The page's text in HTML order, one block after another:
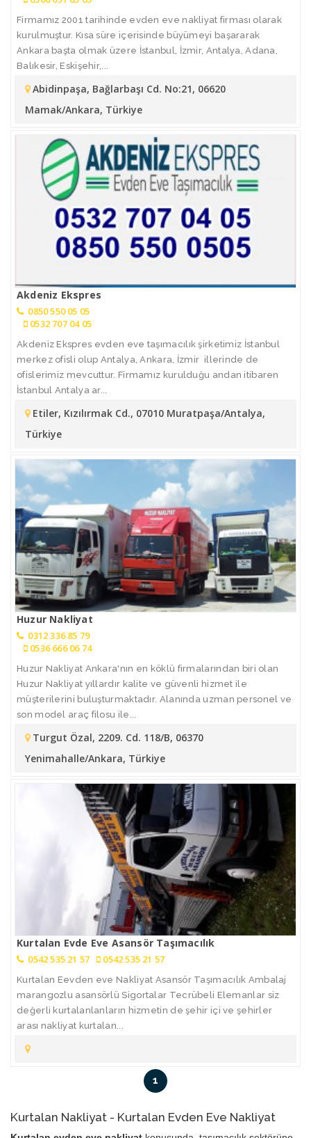
Firmamız 2001 tarihinde evden eve nakliyat firması olarak
kurulmuştur. Kısa süre içerisinde büyümeyi başararak
Ankara başta olmak üzere İstanbul, İzmir, Antalya, Adana,
Balıkesir, Eskişehir,...
Abidinpaşa, Bağlarbaşı Cd. No:21, 06620
Mamak/Ankara, Türkiye
Akdeniz Ekspres
0850 550 05 05
0532 707 04 05
Akdeniz Ekspres evden eve taşımacılık şirketimiz İstanbul
merkez ofisli olup Antalya, Ankara, İzmir illerinde de
ofislerimiz mevcuttur. Firmamız kurulduğu andan itibaren
İstanbul Antalya ar...
Etiler, Kızılırmak Cd., 07010 Muratpaşa/Antalya,
Türkiye
Huzur Nakliyat
0312 336 85 79
0536 666 06 74
Huzur Nakliyat Ankara'nın en köklü firmalarından biri olan
Huzur Nakliyat yıllardır kalite ve güvenli hizmet ile
müşterilerini buluşturmaktadır. Alanında uzman personel ve
son model araç filosu ile...
Turgut Özal, 2209. Cd. 118/B, 06370
Yenimahalle/Ankara, Türkiye
Kurtalan Evde Eve Asansör Taşımacılık
0542 535 21 57 0542 535 21 57
Kurtalan Eevden eve Nakliyat Asansör Taşımacılık Ambalaj
marangozlu asansörlü Sigortalar Tecrübeli Elemanlar siz
değerli kurtalanlanların hizmetin de şehir içi ve şehirler
arası nakliyat kurtalan...
1
Kurtalan Nakliyat - Kurtalan Evden Eve Nakliyat